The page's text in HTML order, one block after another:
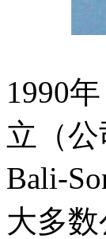
1990
立（
Bali-
大多